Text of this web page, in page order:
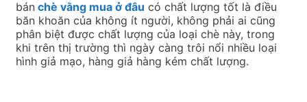
bán chè vằng mua ở đâu có chất lượng tốt là điều
băn khoăn của không ít người, không phải ai cũng
phân biệt được chất lượng của loại chè này, trong
khi trên thị trường thì ngày càng trôi nổi nhiều loại
hình giả mạo, hàng giả hàng kém chất lượng.